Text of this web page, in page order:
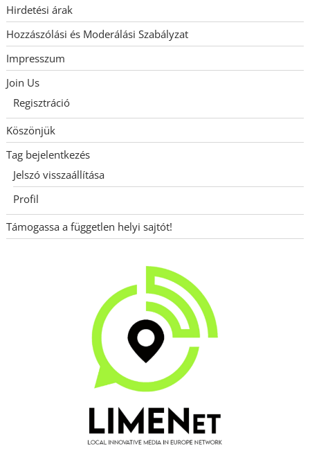
Hirdetési árak
Hozzászólási és Moderálási Szabályzat
Impresszum
Join Us
Regisztráció
Köszönjük
Tag bejelentkezés
Jelszó visszaállítása
Profil
Támogassa a független helyi sajtót!